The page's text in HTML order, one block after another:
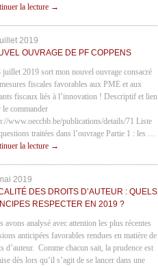
la lecture →
2019
OUVRAGE DE PF COPPENS
juillet 2019 sort mon nouvel ouvrage consacré
fiscales favorables aux PME et aux
fiscaux liés à l’innovation ! Descriptif et lien
le commander
www.oeccbb.be/publications/details/71 Liste
traitées dans l’ouvrage Partie 1 : les …
la lecture →
2019
DES DROITS D’AUTEUR : QUELS
RESPECTER EN 2019 ?
avons analysé avec attention les plus récentes
anticipées favorables rendues en matière de
d’auteur. Comme chacun sait, la prudence est
dès lors qu’il s’agit de se lancer dans une